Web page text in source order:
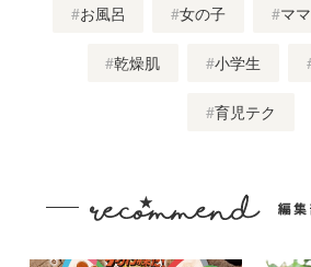
お風呂 女の子 ママ
乾燥肌 小学生
育児テク